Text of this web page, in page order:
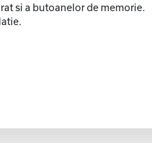
si a butoanelor de memorie.